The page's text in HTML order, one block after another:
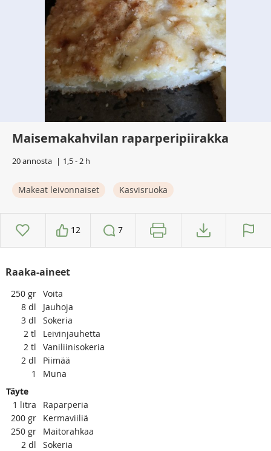
Maisemakahvilan raparperipiirakka
20 annosta 1,5 - 2 h
Makeat leivonnaiset Kasvisruoka
12 7
Raaka-aineet
250 gr Voita
8 dl
Jauhoja
3 dl
Sokeria
2 tl
Leivinjauhetta
2 tl
Vaniliinisokeria
2 dl
Piimää
1
Muna
Täyte
1 litra
Raparperia
200 gr
Kermaviiliä
250 gr
Maitorahkaa
2 dl
Sokeria